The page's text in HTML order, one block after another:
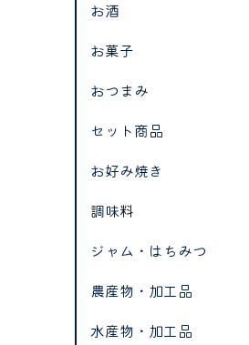
お酒
お菓子
おつまみ
セット商品
お好み焼き
調味料
ジャム・はちみつ
農産物・加工品
水産物・加工品